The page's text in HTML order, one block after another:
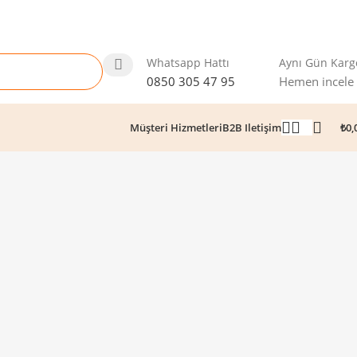
Whatsapp Hattı
0850 305 47 95
Aynı Gün
Hemen incele
Müşteri HizmetleriB2B Iletişim ₺